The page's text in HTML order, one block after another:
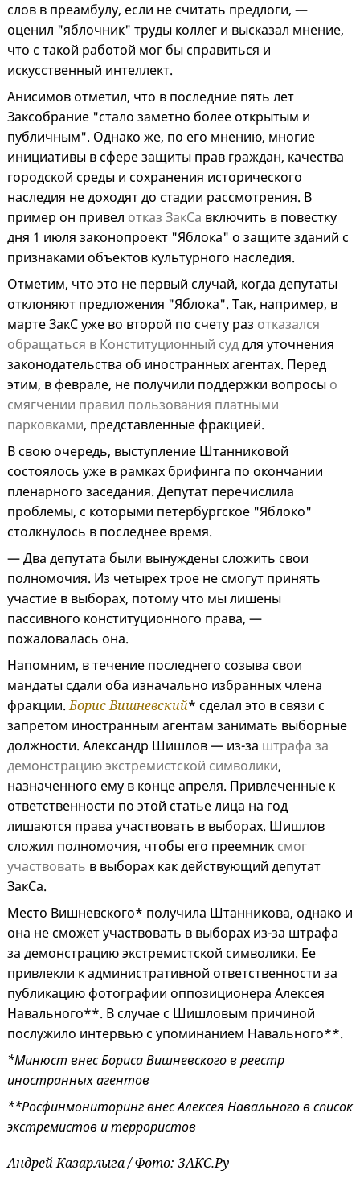
слов в преамбулу, если не считать предлоги, —
оценил "яблочник" труды коллег и высказал мнение,
что с такой работой мог бы справиться и
искусственный интеллект.
Анисимов отметил, что в последние пять лет
Заксобрание "стало заметно более открытым и
публичным". Однако же, по его мнению, многие
инициативы в сфере защиты прав граждан, качества
городской среды и сохранения исторического
наследия не доходят до стадии рассмотрения. В
пример он привел отказ ЗакСа включить в повестку
дня 1 июля законопроект "Яблока" о защите зданий с
признаками объектов культурного наследия.
Отметим, что это не первый случай, когда депутаты
отклоняют предложения "Яблока". Так, например, в
марте ЗакС уже во второй по счету раз отказался
обращаться в Конституционный суддля уточнения
законодательства об иностранных агентах. Перед
этим, в феврале, не получили поддержки вопросы о
смягчении правил пользования платными
парковками, представленные фракцией.
В свою очередь, выступление Штанниковой
состоялось уже в рамках брифинга по окончании
пленарного заседания. Депутат перечислила
проблемы, с которыми петербургское "Яблоко"
столкнулось в последнее время.
— Два депутата были вынуждены сложить свои
полномочия. Из четырех трое не смогут принять
участие в выборах, потому что мы лишены
пассивного конституционного права, —
пожаловалась она.
Напомним, в течение последнего созыва свои
мандаты сдали оба изначально избранных члена
фракции.Борис Вишневский* сделал это в связи с
запретом иностранным агентам занимать выборные
должности. Александр Шишлов — из-за штрафа за
демонстрацию экстремистской символики,
назначенного ему в конце апреля. Привлеченные к
ответственности по этой статье лица на год
лишаются права участвовать в выборах. Шишлов
сложил полномочия, чтобы его преемник смог
участвовать в выборах как действующий депутат
ЗакСа.
Место Вишневского* получила Штанникова, однако и
она не сможет участвовать в выборах из-за штрафа
за демонстрацию экстремистской символики. Ее
привлекли к административной ответственности за
публикацию фотографии оппозиционера Алексея
Навального**. В случае с Шишловым причиной
послужило интервью с упоминанием Навального**.
*Минюст внес Бориса Вишневского в реестр
иностранных агентов
**Росфинмониторинг внес Алексея Навального в список
экстремистов и террористов
Андрей Казарлыга / Фото: ЗАКС.Ру